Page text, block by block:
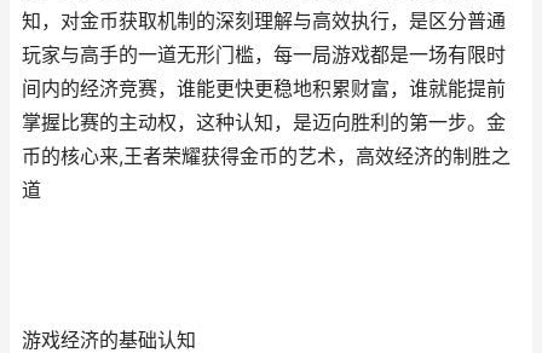
知，对金币获取机制的深刻理解与高效执行，是区分普通
玩家与高手的一道无形门槛，每一局游戏都是一场有限时
间内的经济竞赛，谁能更快更稳地积累财富，谁就能提前
掌握比赛的主动权，这种认知，是迈向胜利的第一步。金
币的核心来,王者荣耀获得金币的艺术，高效经济的制胜之
道
游戏经济的基础认知